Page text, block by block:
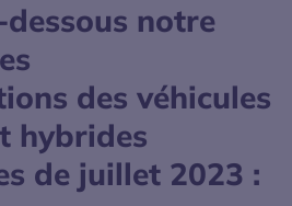
notre
des véhicules
hybrides
de juillet 2023 :